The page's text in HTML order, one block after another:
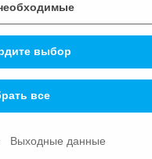
выбор
все
Выходные данные